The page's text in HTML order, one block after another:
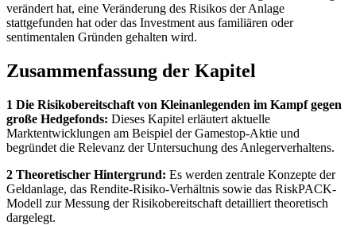
verändert hat, eine Veränderung des Risikos der Anlage
stattgefunden hat oder das Investment aus familiären oder
sentimentalen Gründen gehalten wird.
Zusammenfassung der Kapitel
1 Die Risikobereitschaft von Kleinanlegenden im Kampf gegen
große Hedgefonds: Dieses Kapitel erläutert aktuelle
Marktentwicklungen am Beispiel der Gamestop-Aktie und
begründet die Relevanz der Untersuchung des Anlegerverhaltens.
2 Theoretischer Hintergrund: Es werden zentrale Konzepte der
Geldanlage, das Rendite-Risiko-Verhältnis sowie das RiskPACK-
Modell zur Messung der Risikobereitschaft detailliert theoretisch
dargelegt.